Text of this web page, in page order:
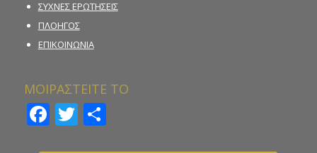
ΣΥΧΝΕΣ ΕΡΩΤΗΣΕΙΣ
ΠΛΟΗΓΟΣ
ΕΠΙΚΟΙΝΩΝΙΑ
ΜΟΙΡΑΣΤΕΙΤΕ ΤΟ
Facebook
Twitter
Μοιραστείτε